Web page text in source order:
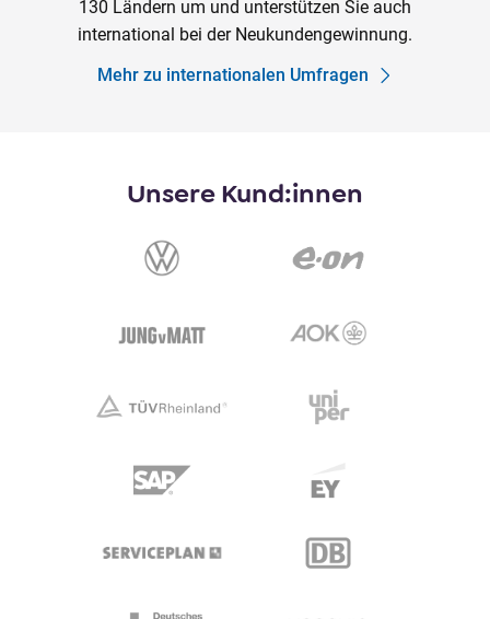
130 Ländern um und unterstützen Sie auch
international bei der Neukundengewinnung.
Mehr zu internationalen Umfragen
Unsere Kund:innen